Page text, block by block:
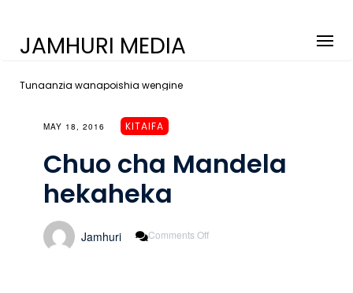
JAMHURI MEDIA
Tunaanzia wanapoishia wengine
MAY 18, 2016 KITAIFA
Chuo cha Mandela
hekaheka
Jamhuri Comments Off